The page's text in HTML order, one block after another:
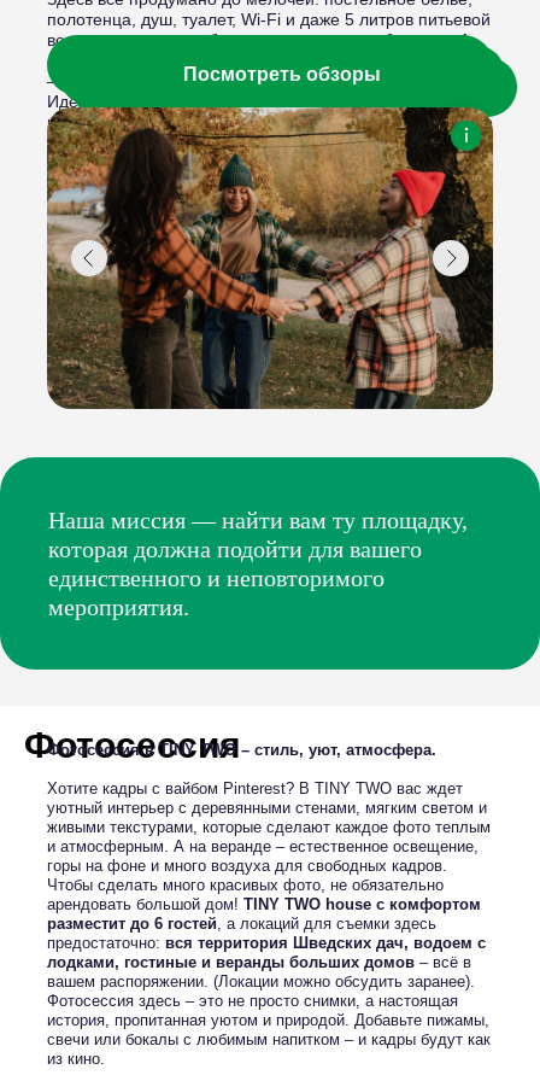
полотенца, душ, туалет, Wi-Fi и даже 5 литров питьевой
воды на сутки — чтобы не отвлекаться на бытовое. А
ещё тут тёплые полы, так что танцы босиком по ночам
— официально одобрены.
Идеально — до 6 человек. Но можно приехать втроём
или даже вдвоём — камерно, по-честному, как в старые
добрые. Пижамы, свечи, любимая музыка и чуток
безумия — берите с собой. Остальное уже ждёт вас в
TINY TWO.
Забронировать
Посмотреть фотоотчеты
Посмотреть обзоры
Наша миссия — найти вам ту площадку,
которая должна подойти для вашего
единственного и неповторимого
мероприятия.
Фотосессия
Фотосессия в TINY TWO – стиль, уют, атмосфера.
Хотите кадры с вайбом Pinterest? В TINY TWO вас ждет
уютный интерьер с деревянными стенами, мягким светом и
живыми текстурами, которые сделают каждое фото теплым
и атмосферным. А на веранде – естественное освещение,
горы на фоне и много воздуха для свободных кадров.
Чтобы сделать много красивых фото, не обязательно
арендовать большой дом! TINY TWO house с комфортом
разместит до 6 гостей, а локаций для съемки здесь
предостаточно: вся территория Шведских дач, водоем с
лодками, гостиные и веранды больших домов – всё в
вашем распоряжении. (Локации можно обсудить заранее).
Фотосессия здесь – это не просто снимки, а настоящая
история, пропитанная уютом и природой. Добавьте пижамы,
свечи или бокалы с любимым напитком – и кадры будут как
из кино.